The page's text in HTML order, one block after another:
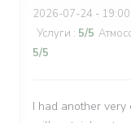
2026-07-24 - 19:00
Услуги : 5/5
5/5
I had another very